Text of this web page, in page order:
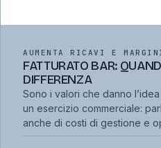
AUMENTA RICAVI E
FATTURATO BAR:
DIFFERENZA
Sono i valori che danno
un esercizio commerciale:
anche di costi di gestione e